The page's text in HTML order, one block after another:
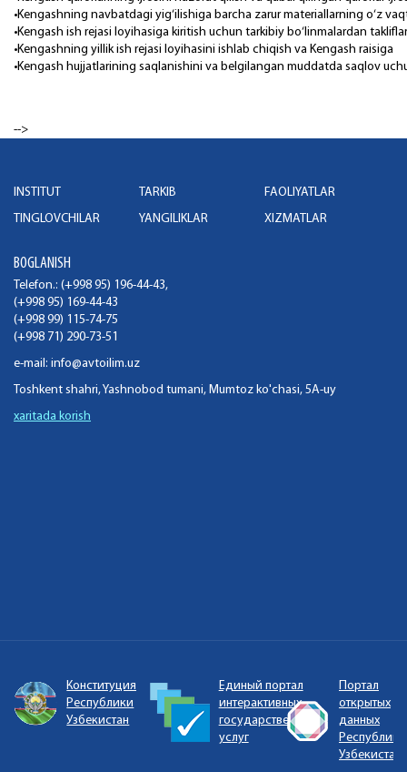
•Kengashning navbatdagi yig‘ilishiga barcha
•Kengash ish rejasi loyihasiga kiritish uchun
•Kengashning yillik ish rejasi loyihasini
•Kengash hujjatlarining saqlanishini va belgilangan
-->
INSTITUT TARKIB
FAOLIYATLAR
TINGLOVCHILAR
YANGILIKLAR XIZMATLAR
BOGLANISH
Telefon.: (+998 95) 196-44-43,
(+998 95) 169-44-43
(+998 99) 115-74-75
(+998 71) 290-73-51
e-mail: info@avtoilim.uz
Toshkent shahri, Yashnobod tumani, Mumtoz ko'chasi, 5A-uy
xaritada korish
Конституция
Республики
Узбекистан
Единый портал
интерактивных
государственных
услуг
Портал
открытых
данных
Республики
Узбекистан